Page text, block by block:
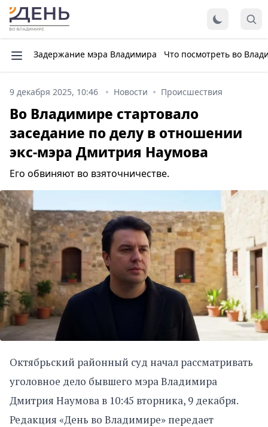
Задержание мэра Владимира Что посмотреть во
9 декабря 2025, 10:46 Новости Происшествия
Во Владимире стартовало
заседание по делу в отношении
экс-мэра Дмитрия Наумова
Его обвиняют во взяточничестве.
Октябрьский районный суд начал рассматривать
уголовное дело бывшего мэра Владимира
Дмитрия Наумова в 10:45 вторника, 9 декабря.
Редакция «День во Владимире» передает